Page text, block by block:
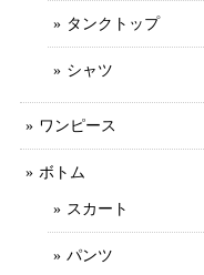
タンクトップ
シャツ
ワンピース
ボトム
スカート
パンツ